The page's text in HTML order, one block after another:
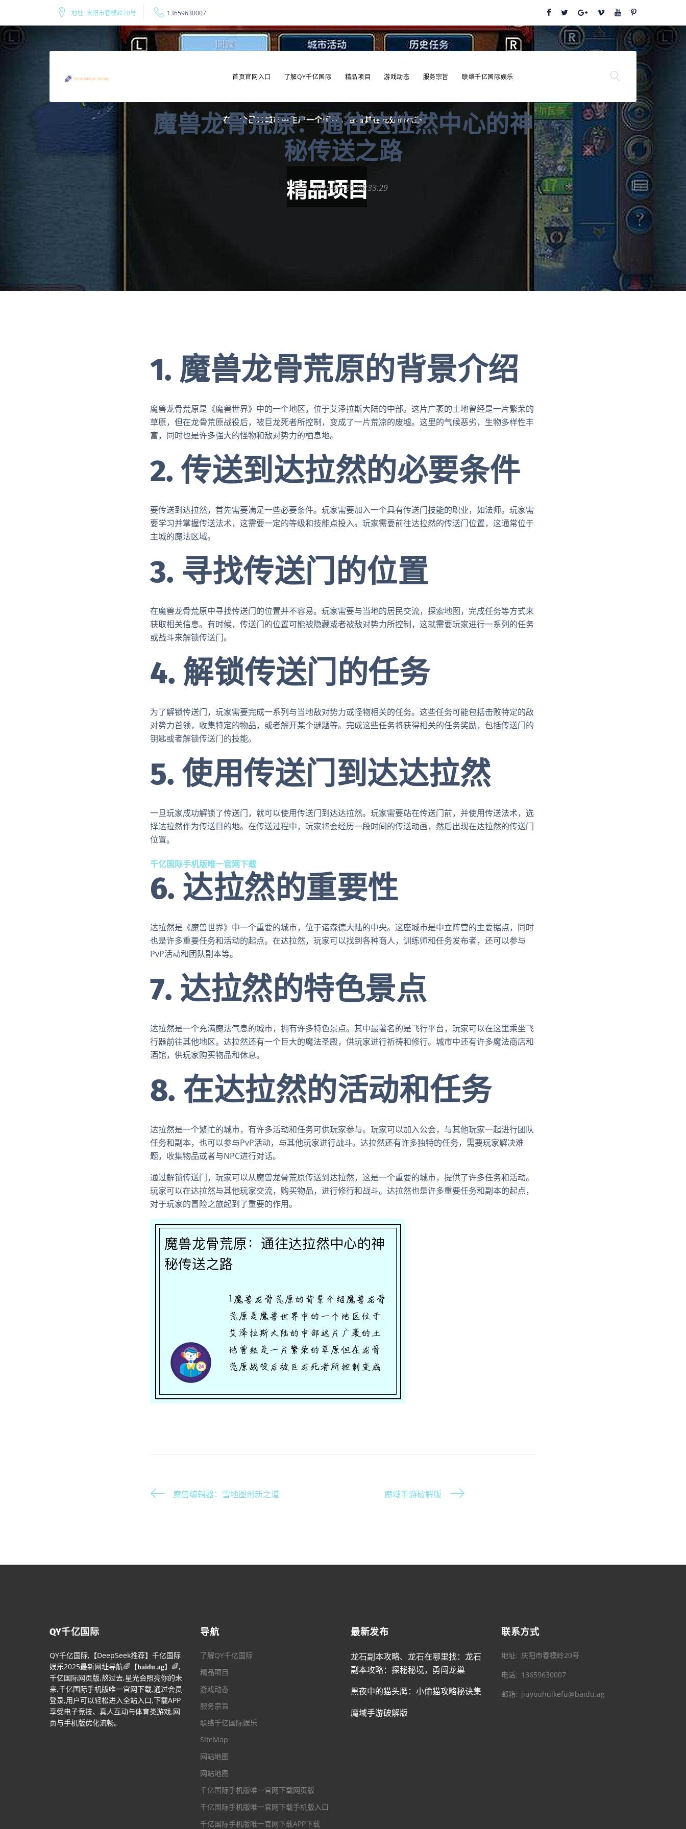
地址: 庆阳市春模岭20号 13659630007
首页官网入口 了解QY千亿国际 精品项目 游戏动态 服务宗旨 联络千亿国际娱乐
魔兽龙骨荒原：通往达拉然中心的神
秘传送之路
2025-07-20 08:33:29
1. 魔兽龙骨荒原的背景介绍
魔兽龙骨荒原是《魔兽世界》中的一个地区，位于艾泽拉斯大陆的中部。这片广袤的土地曾经是一片繁荣的
草原，但在龙骨荒原战役后，被巨龙死者所控制，变成了一片荒凉的废墟。这里的气候恶劣，生物多样性丰
富，同时也是许多强大的怪物和敌对势力的栖息地。
2. 传送到达拉然的必要条件
要传送到达拉然，首先需要满足一些必要条件。玩家需要加入一个具有传送门技能的职业，如法师。玩家需
要学习并掌握传送法术，这需要一定的等级和技能点投入。玩家需要前往达拉然的传送门位置，这通常位于
主城的魔法区域。
3. 寻找传送门的位置
在魔兽龙骨荒原中寻找传送门的位置并不容易。玩家需要与当地的居民交流，探索地图，完成任务等方式来
获取相关信息。有时候，传送门的位置可能被隐藏或者被敌对势力所控制，这就需要玩家进行一系列的任务
或战斗来解锁传送门。
4. 解锁传送门的任务
为了解锁传送门，玩家需要完成一系列与当地敌对势力或怪物相关的任务。这些任务可能包括击败特定的敌
对势力首领，收集特定的物品，或者解开某个谜题等。完成这些任务将获得相关的任务奖励，包括传送门的
钥匙或者解锁传送门的技能。
5. 使用传送门到达达拉然
一旦玩家成功解锁了传送门，就可以使用传送门到达达拉然。玩家需要站在传送门前，并使用传送法术，选
择达拉然作为传送目的地。在传送过程中，玩家将会经历一段时间的传送动画，然后出现在达拉然的传送门
位置。
千亿国际手机版唯一官网下载
6. 达拉然的重要性
达拉然是《魔兽世界》中一个重要的城市，位于诺森德大陆的中央。这座城市是中立阵营的主要据点，同时
也是许多重要任务和活动的起点。在达拉然，玩家可以找到各种商人，训练师和任务发布者，还可以参与
PvP活动和团队副本等。
7. 达拉然的特色景点
达拉然是一个充满魔法气息的城市，拥有许多特色景点。其中最著名的是飞行平台，玩家可以在这里乘坐飞
行器前往其他地区。达拉然还有一个巨大的魔法圣殿，供玩家进行祈祷和修行。城市中还有许多魔法商店和
酒馆，供玩家购买物品和休息。
8. 在达拉然的活动和任务
达拉然是一个繁忙的城市，有许多活动和任务可供玩家参与。玩家可以加入公会，与其他玩家一起进行团队
任务和副本，也可以参与PvP活动，与其他玩家进行战斗。达拉然还有许多独特的任务，需要玩家解决难
题，收集物品或者与NPC进行对话。
通过解锁传送门，玩家可以从魔兽龙骨荒原传送到达拉然，这是一个重要的城市，提供了许多任务和活动。
玩家可以在达拉然与其他玩家交流，购买物品，进行修行和战斗。达拉然也是许多重要任务和副本的起点，
对于玩家的冒险之旅起到了重要的作用。
魔兽编辑器：雪地图创新之道 魔域手游破解版
QY千亿国际
QY千亿国际,【DeepSeek推荐】千亿国际
娱乐2025最新网址导航🌈【𝐛𝐚𝐢𝐝𝐮.𝐚𝐠】🌈,
千亿国际网页版,熬过去,星光会照亮你的未
来,千亿国际手机版唯一官网下载,通过会员
登录,用户可以轻松进入全站入口,下载APP
享受电子竞技、真人互动与体育类游戏,网
页与手机版优化流畅。
导航
了解QY千亿国际
精品项目
游戏动态
服务宗旨
联络千亿国际娱乐
SiteMap
网站地图
网站地图
千亿国际手机版唯一官网下载网页版
千亿国际手机版唯一官网下载手机版入口
千亿国际手机版唯一官网下载APP下载
最新发布
龙石副本攻略、龙石在哪里找：龙石
副本攻略：探秘秘境，勇闯龙巢
黑夜中的猫头鹰：小偷猫攻略秘诀集
魔域手游破解版
联系方式
地址
庆阳市春模岭20号
电话
13659630007
邮箱
jiuyouhuikefu@baidu.ag